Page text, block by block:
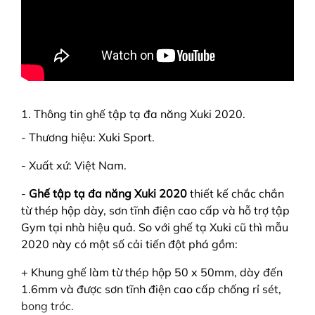
1. Thông tin ghế tập tạ đa năng Xuki 2020.
- Thương hiệu: Xuki Sport.
- Xuất xứ: Việt Nam.
- Ghế tập tạ đa năng Xuki 2020 thiết kế chắc chắn
từ thép hộp dày, sơn tĩnh điện cao cấp và hỗ trợ tập
Gym tại nhà hiệu quả. So với ghế tạ Xuki cũ thì mẫu
2020 này có một số cải tiến đột phá gồm:
+ Khung ghế làm từ thép hộp 50 x 50mm, dày đến
1.6mm và được sơn tĩnh điện cao cấp chống rỉ sét,
bong tróc.